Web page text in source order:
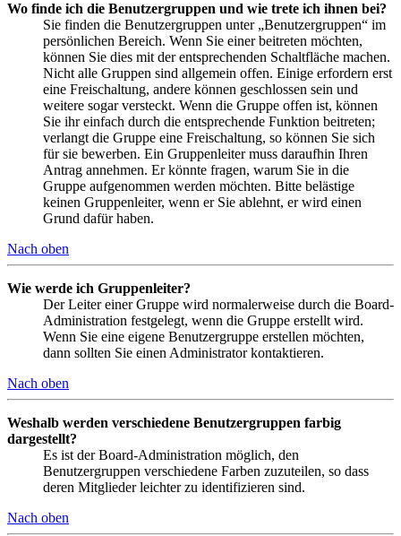
Wo finde ich die Benutzergruppen und wie trete ich ihnen bei?
Sie finden die Benutzergruppen unter „Benutzergruppen“ im
persönlichen Bereich. Wenn Sie einer beitreten möchten,
können Sie dies mit der entsprechenden Schaltfläche machen.
Nicht alle Gruppen sind allgemein offen. Einige erfordern erst
eine Freischaltung, andere können geschlossen sein und
weitere sogar versteckt. Wenn die Gruppe offen ist, können
Sie ihr einfach durch die entsprechende Funktion beitreten;
verlangt die Gruppe eine Freischaltung, so können Sie sich
für sie bewerben. Ein Gruppenleiter muss daraufhin Ihren
Antrag annehmen. Er könnte fragen, warum Sie in die
Gruppe aufgenommen werden möchten. Bitte belästige
keinen Gruppenleiter, wenn er Sie ablehnt, er wird einen
Grund dafür haben.
Nach oben
Wie werde ich Gruppenleiter?
Der Leiter einer Gruppe wird normalerweise durch die Board-
Administration festgelegt, wenn die Gruppe erstellt wird.
Wenn Sie eine eigene Benutzergruppe erstellen möchten,
dann sollten Sie einen Administrator kontaktieren.
Nach oben
Weshalb werden verschiedene Benutzergruppen farbig
dargestellt?
Es ist der Board-Administration möglich, den
Benutzergruppen verschiedene Farben zuzuteilen, so dass
deren Mitglieder leichter zu identifizieren sind.
Nach oben